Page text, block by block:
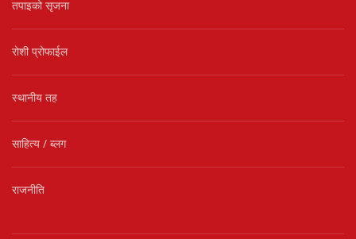
तपाइको सृजना
रोशी प्रोफाईल
स्थानीय तह
साहित्य / ब्लग
राजनीति